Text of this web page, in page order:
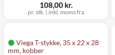
pr. stk. | inkl. moms fra
108,00 kr.
Viega T-stykke, 35 x 22 x 28
mm, kobber